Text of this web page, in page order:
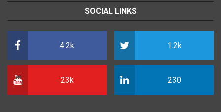
SOCIAL LINKS
4.2k 1.2k
23k 230